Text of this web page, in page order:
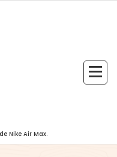
Nike Air Max.